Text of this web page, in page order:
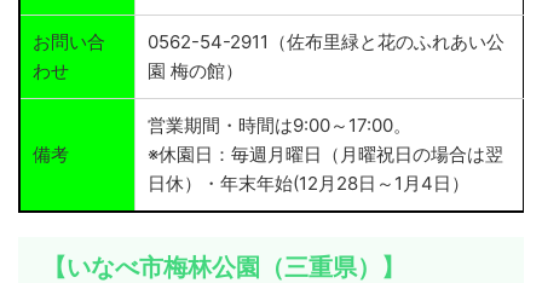
お問い合
わせ
0562-54-2911（佐布里緑と花のふれあい公
園 梅の館）
備考
営業期間・時間は9:00～17:00。
※休園日：毎週月曜日（月曜祝日の場合は翌
日休）・年末年始(12月28日～1月4日）
【いなべ市梅林公園（三重県）】